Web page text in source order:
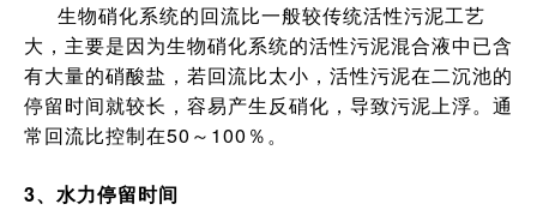
生物硝化系统的回流比一般较传统活性污泥工艺
大，主要是因为生物硝化系统的活性污泥混合液中已含
有大量的硝酸盐，若回流比太小，活性污泥在二沉池的
停留时间就较长，容易产生反硝化，导致污泥上浮。通
常回流比控制在50～100％。
3、水力停留时间